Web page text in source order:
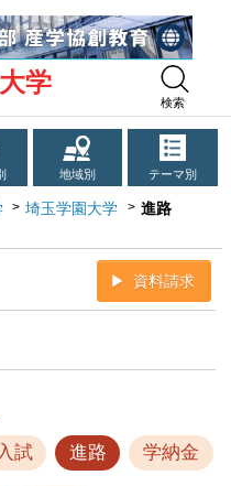
学
検索
地域別 テーマ別
埼玉学園大学 進路
資料請求
試 進路 学納金